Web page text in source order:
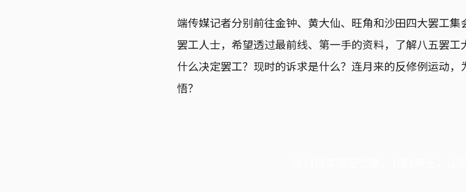
端传媒记者分别前往金钟、黄大仙、旺角和沙田四大罢工
罢工人士，希望透过最前线、第一手的资料，了解八五罢
什么决定罢工？现时的诉求是什么？连月来的反修例运动
悟？